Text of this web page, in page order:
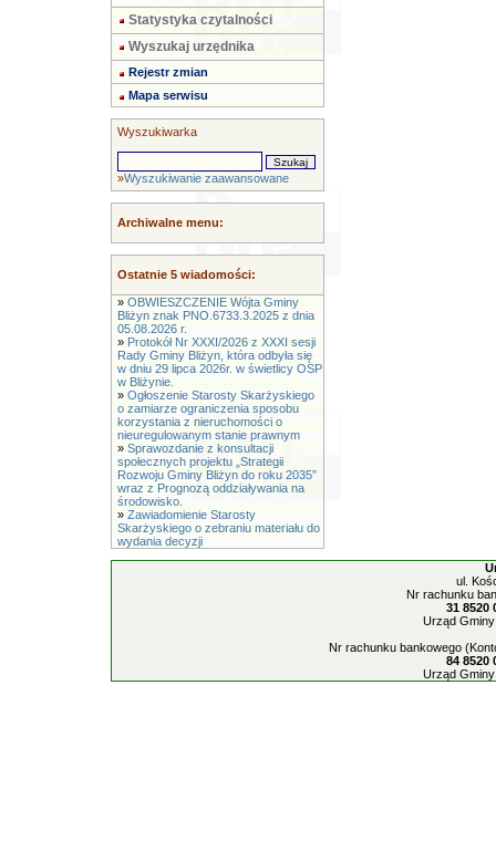
Statystyka czytalności
Wyszukaj urzędnika
Rejestr zmian
Mapa serwisu
Wyszukiwarka
»Wyszukiwanie zaawansowane
Archiwalne menu:
Ostatnie 5 wiadomości:
» OBWIESZCZENIE Wójta Gminy
Bliżyn znak PNO.6733.3.2025 z dnia
05.08.2026 r.
» Protokół Nr XXXI/2026 z XXXI sesji
Rady Gminy Bliżyn, która odbyła się
w dniu 29 lipca 2026r. w świetlicy OSP
w Bliżynie.
» Ogłoszenie Starosty Skarżyskiego
o zamiarze ograniczenia sposobu
korzystania z nieruchomości o
nieuregulowanym stanie prawnym
» Sprawozdanie z konsultacji
społecznych projektu „Strategii
Rozwoju Gminy Bliżyn do roku 2035”
wraz z Prognozą oddziaływania na
środowisko.
» Zawiadomienie Starosty
Skarżyskiego o zebraniu materiału do
wydania decyzji
ul.
Nr rachunku
31 8520
Urząd
Nr rachunku bankowego
84 8520
Urząd